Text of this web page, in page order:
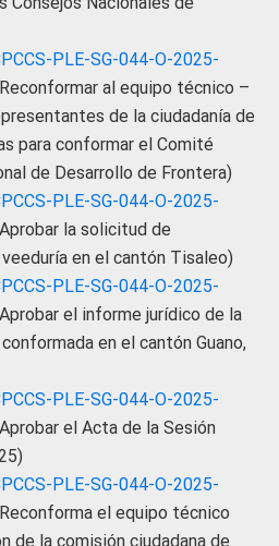
PLE-SG-044-O-2025-
al equipo técnico –
de la ciudadanía de
para conformar el Comité
de Desarrollo de Frontera)
PLE-SG-044-O-2025-
la solicitud de
en el cantón Tisaleo)
PLE-SG-044-O-2025-
el informe jurídico de la
en el cantón Guano,
PLE-SG-044-O-2025-
el Acta de la Sesión
PLE-SG-044-O-2025-
el equipo técnico
de la comisión ciudadana de